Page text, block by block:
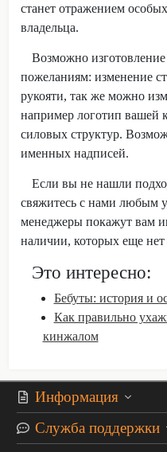
станет отражением
владельца.
Возможно
пожеланиям: изменение
рукояти, так же можно
например логотип вашей
силовых структур.
именных надписей.
Если вы не нашли
свяжитесь с нами любым
менеджеры покажут вам
наличии, которых еще
Это интересно:
Бебуты: история и
Как правильно
кинжалом
Информация
Служба поддержки